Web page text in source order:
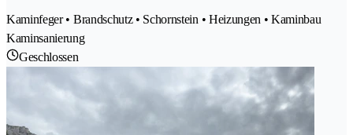
Kaminfeger • Brandschutz • Schornstein • Heizungen • Kaminbau
Kaminsanierung
Geschlossen